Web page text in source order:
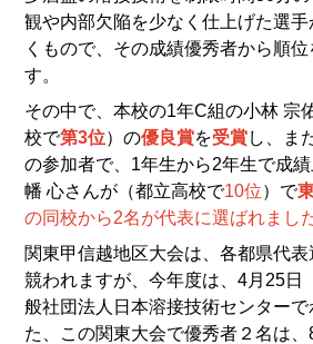
観や内部欠陥を少なく仕上げた選
くもので、その成績優秀者から順
す。
その中で、本校の1年C組の小林 宗
校で第3位）の優良賞を受賞し、ま
の参加者で、1年生から2年生で成
幡 心さんが（都立高校で10位）で
の同校から2名が代表に選ばれまし
関東甲信越地区大会は、各都県代
競われますが、今年度は、4月25日
般社団法人日本溶接技術センターで
た、この関東大会で優秀者２名は